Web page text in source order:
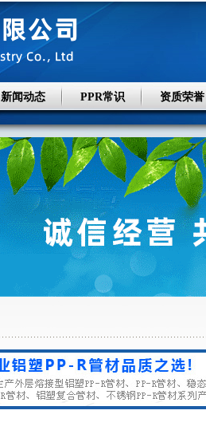
新闻动态 PPR常识 资质荣誉